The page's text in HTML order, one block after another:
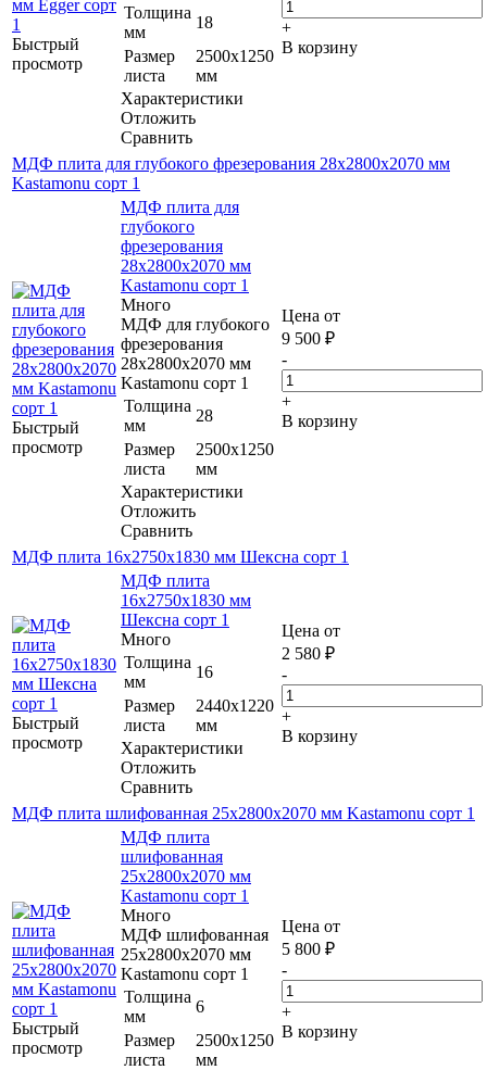
Быстрый
просмотр
Толщина
мм
18
Размер
листа
2500х1250
мм
Характеристики
Отложить
Сравнить
+
В корзину
МДФ плита для глубокого фрезерования 28х2800х2070 мм
Kastamonu сорт 1
Быстрый
просмотр
МДФ плита для
глубокого
фрезерования
28х2800х2070 мм
Kastamonu сорт 1
Много
МДФ для глубокого
фрезерования
28х2800х2070 мм
Kastamonu сорт 1
Толщина
мм
28
Размер
листа
2500х1250
мм
Характеристики
Отложить
Сравнить
Цена от
9 500 ₽
-
+
В корзину
МДФ плита 16х2750х1830 мм Шексна сорт 1
Быстрый
просмотр
МДФ плита
16х2750х1830 мм
Шексна сорт 1
Много
Толщина
мм
16
Размер
листа
2440х1220
мм
Характеристики
Отложить
Сравнить
Цена от
2 580 ₽
-
+
В корзину
МДФ плита шлифованная 25х2800х2070 мм Kastamonu сорт 1
Быстрый
просмотр
МДФ плита
шлифованная
25х2800х2070 мм
Kastamonu сорт 1
Много
МДФ шлифованная
25х2800х2070 мм
Kastamonu сорт 1
Толщина
мм
6
Размер
листа
2500х1250
мм
Цена от
5 800 ₽
-
+
В корзину